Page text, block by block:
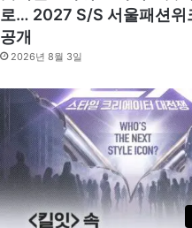
로… 2027 S/S 서울패션위
공개
2026년 8월 3일